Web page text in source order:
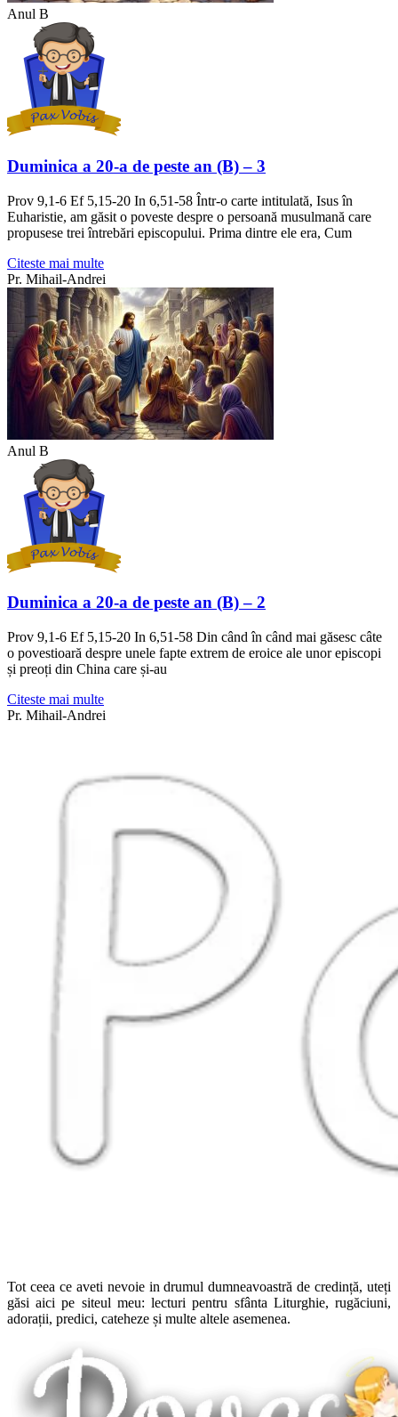
Anul B
Duminica a 20-a de peste an (B) – 3
Prov 9,1-6 Ef 5,15-20 In 6,51-58 Într-o carte intitulată, Isus în
Euharistie, am găsit o poveste despre o persoană musulmană care
propusese trei întrebări episcopului. Prima dintre ele era, Cum
Citeste mai multe
Pr. Mihail-Andrei
Anul B
Duminica a 20-a de peste an (B) – 2
Prov 9,1-6 Ef 5,15-20 In 6,51-58 Din când în când mai găsesc câte
o povestioară despre unele fapte extrem de eroice ale unor episcopi
și preoți din China care și-au
Citeste mai multe
Pr. Mihail-Andrei
Tot ceea ce aveti nevoie in drumul dumneavoastră de credință, uteți
găsi aici pe siteul meu: lecturi pentru sfânta Liturghie, rugăciuni,
adorații, predici, cateheze și multe altele asemenea.